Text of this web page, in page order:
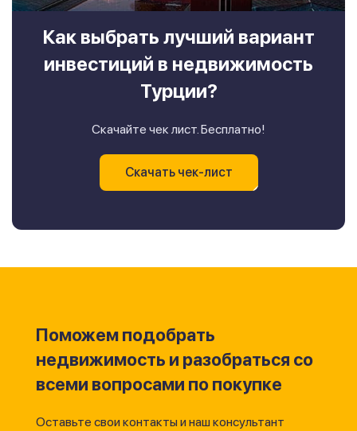
Как выбрать лучший вариант
инвестиций в недвижимость
Турции?
Скачайте чек лист. Бесплатно!
Скачать чек-лист
Поможем подобрать
недвижимость и разобраться со
всеми вопросами по покупке
Оставьте свои контакты и наш консультант